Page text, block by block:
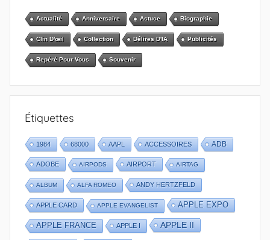
Actualité Anniversaire Astuce Biographie
Clin D'œil Collection Délires D'IA Publicités
Repéré Pour Vous Souvenir
Étiquettes
1984 68000 AAPL ACCESSOIRES ADB
ADOBE AIRPODS AIRPORT AIRTAG
ALBUM ALFA ROMEO ANDY HERTZFELD
APPLE CARD APPLE EVANGELIST APPLE EXPO
APPLE FRANCE APPLE I APPLE II